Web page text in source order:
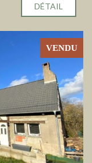
DÉTAIL
VENDU